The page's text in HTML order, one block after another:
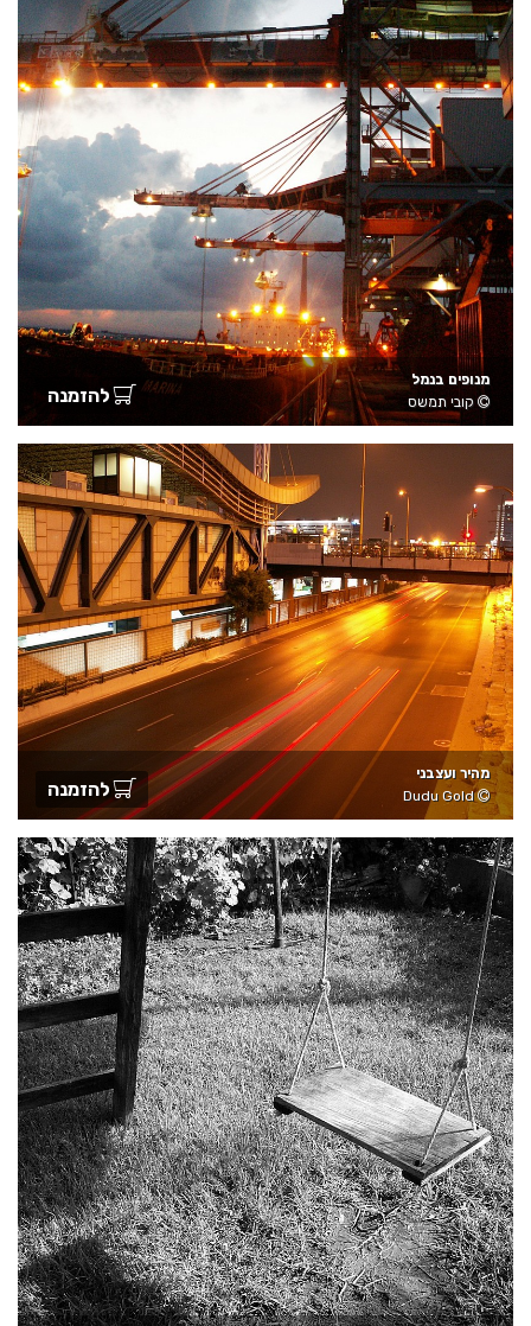
מנופים בנמל
קובי תמשס
להזמנה
מהיר ועצבני
Dudu Gold
להזמנה